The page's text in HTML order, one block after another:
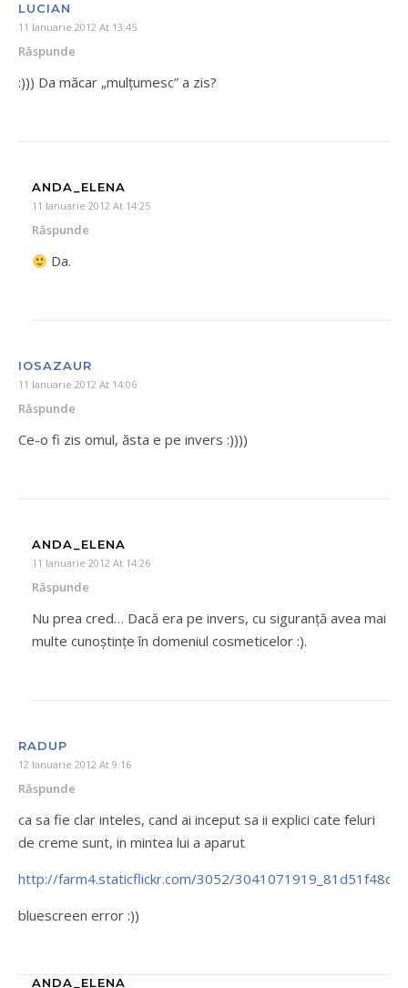
LUCIAN
11 Ianuarie 2012 At 13:45
Răspunde
:))) Da măcar „mulţumesc” a zis?
ANDA_ELENA
11 Ianuarie 2012 At 14:25
Răspunde
Da.
IOSAZAUR
11 Ianuarie 2012 At 14:06
Răspunde
Ce-o fi zis omul, ăsta e pe invers :))))
ANDA_ELENA
11 Ianuarie 2012 At 14:26
Răspunde
Nu prea cred… Dacă era pe invers, cu siguranţă avea mai
multe cunoştinţe în domeniul cosmeticelor :).
RADUP
12 Ianuarie 2012 At 9:16
Răspunde
ca sa fie clar inteles, cand ai inceput sa ii explici cate feluri
de creme sunt, in mintea lui a aparut
http://farm4.staticflickr.com/3052/
bluescreen error :))
ANDA_ELENA